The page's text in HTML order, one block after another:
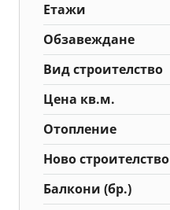
Етажи
Обзавеждане
Вид строителство
Цена кв.м.
Отопление
Ново строителство
Балкони (бр.)